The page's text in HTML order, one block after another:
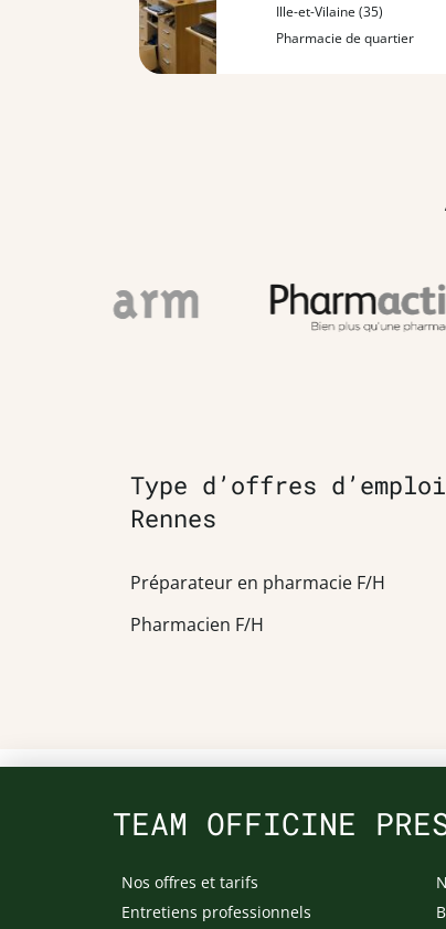
Ille-et-Vilaine (35)
Pharmacie de quartier
Type d’offres
Rennes
Préparateur en pharmacie F/H
Pharmacien F/H
TEAM OFFICINE
Nos offres et tarifs
Entretiens professionnels